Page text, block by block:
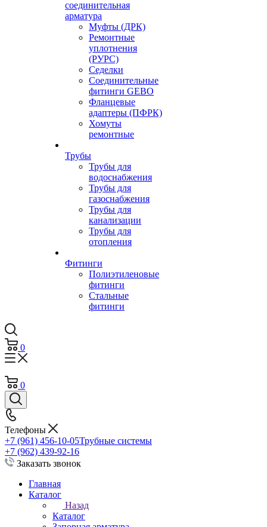
соединительная
арматура
Муфты (ДРК)
Ремонтные
уплотнения
(РУРС)
Седелки
Соединительные
фитинги GEBO
Фланцевые
адаптеры (ПФРК)
Хомуты
ремонтные
Трубы
Трубы для
водоснабжения
Трубы для
газоснабжения
Трубы для
канализации
Трубы для
отопления
Фитинги
Полиэтиленовые
фитинги
Стальные
фитинги
0
0
Телефоны
+7 (961) 456-10-05Трубные системы
+7 (962) 439-92-16
Заказать звонок
Главная
Каталог
Назад
Каталог